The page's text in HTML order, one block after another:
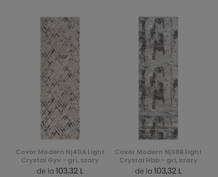
Covor Modern Nj40A Light
Crystal Gyv - gri, szary
de la 103,32 L
Covor Modern Nj38B Light
Crystal Hbb - gri, szary
de la 103,32 L